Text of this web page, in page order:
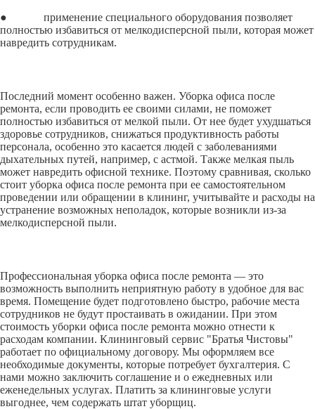
● применение специального оборудования позволяет
полностью избавиться от мелкодисперсной пыли, которая может
навредить сотрудникам.
Последний момент особенно важен. Уборка офиса после
ремонта, если проводить ее своими силами, не поможет
полностью избавиться от мелкой пыли. От нее будет ухудшаться
здоровье сотрудников, снижаться продуктивность работы
персонала, особенно это касается людей с заболеваниями
дыхательных путей, например, с астмой. Также мелкая пыль
может навредить офисной технике. Поэтому сравнивая, сколько
стоит уборка офиса после ремонта при ее самостоятельном
проведении или обращении в клининг, учитывайте и расходы на
устранение возможных неполадок, которые возникли из-за
мелкодисперсной пыли.
Профессиональная уборка офиса после ремонта — это
возможность выполнить неприятную работу в удобное для вас
время. Помещение будет подготовлено быстро, рабочие места
сотрудников не будут простаивать в ожидании. При этом
стоимость уборки офиса после ремонта можно отнести к
расходам компании. Клининговый сервис "Братья Чистовы"
работает по официальному договору. Мы оформляем все
необходимые документы, которые потребует бухгалтерия. С
нами можно заключить соглашение и о ежедневных или
еженедельных услугах. Платить за клининговые услуги
выгоднее, чем содержать штат уборщиц.